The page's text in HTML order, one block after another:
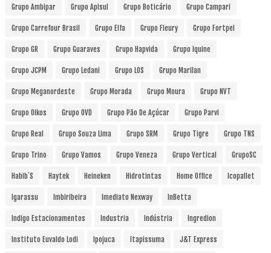
Grupo Ambipar Grupo Apisul Grupo Boticário Grupo Campari
Grupo Carrefour Brasil Grupo Elfa Grupo Fleury Grupo Fortpel
Grupo GR Grupo Guaraves Grupo Hapvida Grupo Iquine
Grupo JCPM Grupo Ledani Grupo LOS Grupo Marilan
Grupo Meganordeste Grupo Morada Grupo Moura Grupo NVT
Grupo Oikos Grupo OVD Grupo Pão De Açúcar Grupo Parvi
Grupo Real Grupo Souza Lima Grupo SRM Grupo Tigre Grupo TNS
Grupo Trino Grupo Vamos Grupo Veneza Grupo Vertical GrupoSC
Habib´s Haytek Heineken Hidrotintas Home Office Icopallet
Igarassu Imbiribeira Imediato Nexway InBetta
Indigo Estacionamentos Industria Indústria Ingredion
Instituto Euvaldo Lodi Ipojuca Itapissuma J&T Express